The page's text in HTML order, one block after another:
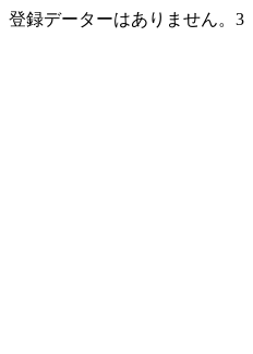
登録データーはありません。3